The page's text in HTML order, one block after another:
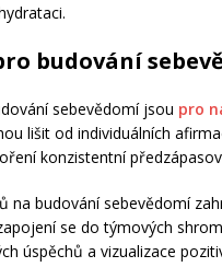
budování
sebevědomí jsou pro
lišit od individuálních
konzistentní
na budování sebevědomí
se do týmových
úspěchů a vizualizace